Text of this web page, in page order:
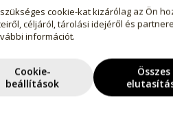
ecetes erjesztéssel.
cookie-kat kizárólag az Ön
céljáról, tárolási idejéről és
információt.
Cookie-
beállítások
Összes